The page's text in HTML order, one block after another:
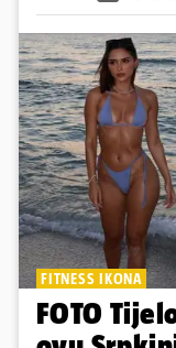
FITNESS IKONA
FOTO